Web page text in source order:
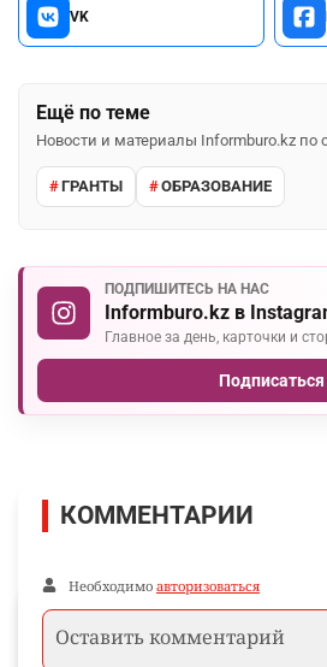
VK
Ещё по теме
Новости и материалы Informburo.kz
ГРАНТЫ ОБРАЗОВАНИЕ
ПОДПИШИТЕСЬ НА НАС
Informburo.kz в
Главное за день, карточки и
Подписаться
КОММЕНТАРИИ
Необходимо авторизоваться